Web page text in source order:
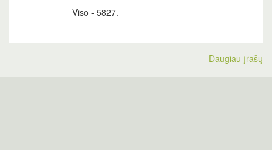
Viso - 5827.
Daugiau įrašų